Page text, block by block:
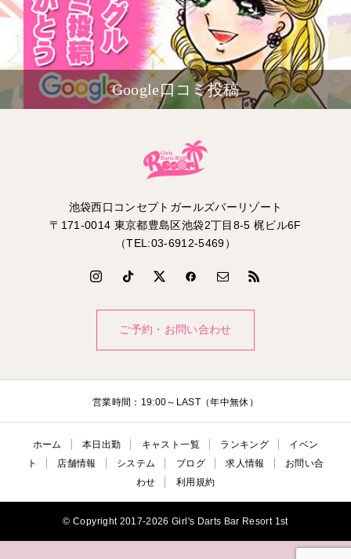
Google口コミ投稿
池袋西口コンセプトガールズバーリゾート
〒171-0014 東京都豊島区池袋2丁目8-5 梶ビル6F
（TEL:03-6912-5469）
ご予約・お問い合わせ
営業時間：19:00～LAST（年中無休）
ホーム 本日出勤 キャスト一覧 ランキング
イベン
ト
店舗情報 システム ブログ 求人情報
お問い合
わせ
利用規約
© Copyright 2017-2026 Girl's Darts Bar Resort 1st